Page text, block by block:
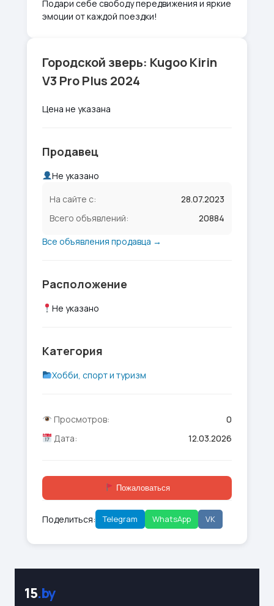
Подари себе свободу передвижения и яркие
эмоции от каждой поездки!
Городской зверь: Kugoo Kirin
V3 Pro Plus 2024
Цена не указана
Продавец
Не указано
На сайте с:
28.07.2023
Всего объявлений:
20884
Все объявления продавца →
Расположение
Не указано
Категория
Хобби, спорт и туризм
Просмотров:
0
Дата:
12.03.2026
Пожаловаться
Поделиться: Telegram WhatsApp VK
15.by